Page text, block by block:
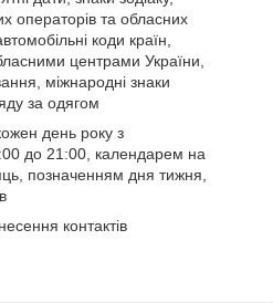
операторів та обласних
коди країн,
центрами України,
міжнародні знаки
за одягом
день року з
до 21:00, календарем на
позначенням дня тижня,
контактів